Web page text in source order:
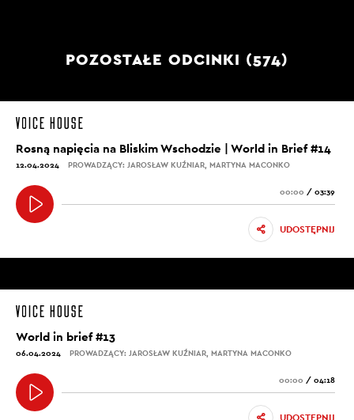
POZOSTAŁE ODCINKI (574)
Rosną napięcia na Bliskim Wschodzie | World in Brief #14
12.04.2024 PROWADZĄCY: JAROSŁAW KUŹNIAR, MARTYNA MACONKO
00:00 / 03:39
UDOSTĘPNIJ
World in brief #13
06.04.2024 PROWADZĄCY: JAROSŁAW KUŹNIAR, MARTYNA MACONKO
00:00 / 04:18
UDOSTĘPNIJ